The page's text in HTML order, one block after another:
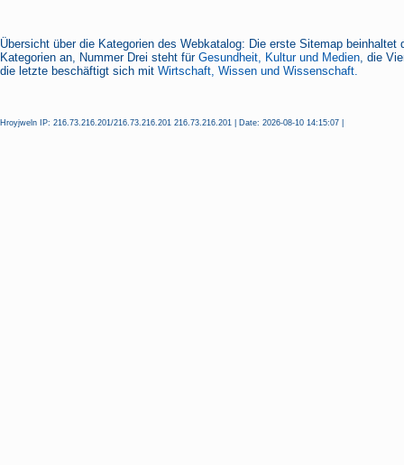
Übersicht über die Kategorien des Webkatalog: Die erste Sitemap beinhaltet
Kategorien an, Nummer Drei steht für Gesundheit, Kultur und Medien, die
die letzte beschäftigt sich mit Wirtschaft, Wissen und Wissenschaft.
Hroyjweln IP: 216.73.216.201/216.73.216.201 216.73.216.201 | Date: 2026-08-10 14:15:07 |